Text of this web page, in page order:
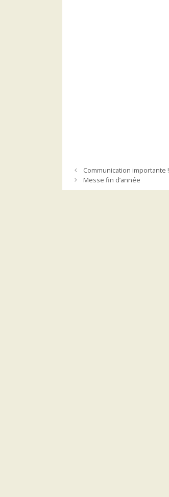
Communication importante !
Messe fin d’année